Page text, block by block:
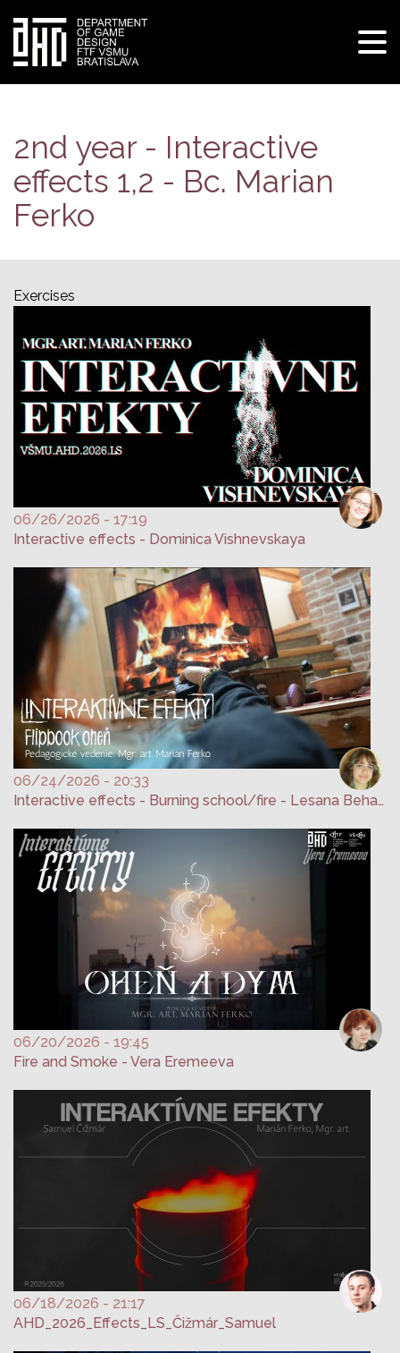
content
2nd year - Interactive
effects 1,2 - Bc. Marian
Ferko
Exercises
06/26/2026 - 17:19
Interactive effects - Dominica Vishnevskaya
06/24/2026 - 20:33
Interactive effects - Burning school/fire - Lesana Behanová
06/20/2026 - 19:45
Fire and Smoke - Vera Eremeeva
06/18/2026 - 21:17
AHD_2026_Effects_LS_Čižmár_Samuel